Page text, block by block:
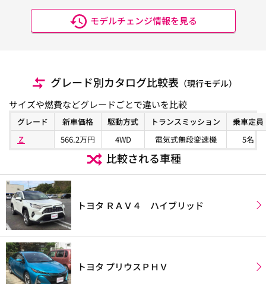
モデルチェンジ情報を見る
グレード別カタログ比較表 （現行モデル）
サイズや燃費などグレードごとで違いを比較
グレード 新車価格 駆動方式 トランスミッション
乗車定員
Ｚ
566.2万円 4WD 電気式無段変速機 5名
比較される車種
トヨタ ＲＡＶ４ ハイブリッド
トヨタ プリウスＰＨＶ